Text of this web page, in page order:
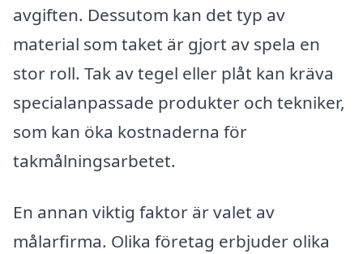
avgiften. Dessutom kan det typ av
material som taket är gjort av spela en
stor roll. Tak av tegel eller plåt kan kräva
specialanpassade produkter och tekniker,
som kan öka kostnaderna för
takmålningsarbetet.
En annan viktig faktor är valet av
målarfirma. Olika företag erbjuder olika